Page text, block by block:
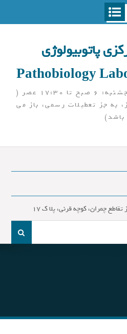
پاتوبیولوژی
Pathobiology
ساعات کاری: شنبه تا پنجشنبه: 6 صبح تا 17:30 عصر (
به جز تعطیلات رسمی، باز می
باشد)
تقاطع چمران، کوچه قرنی، پلا ک 17
جست